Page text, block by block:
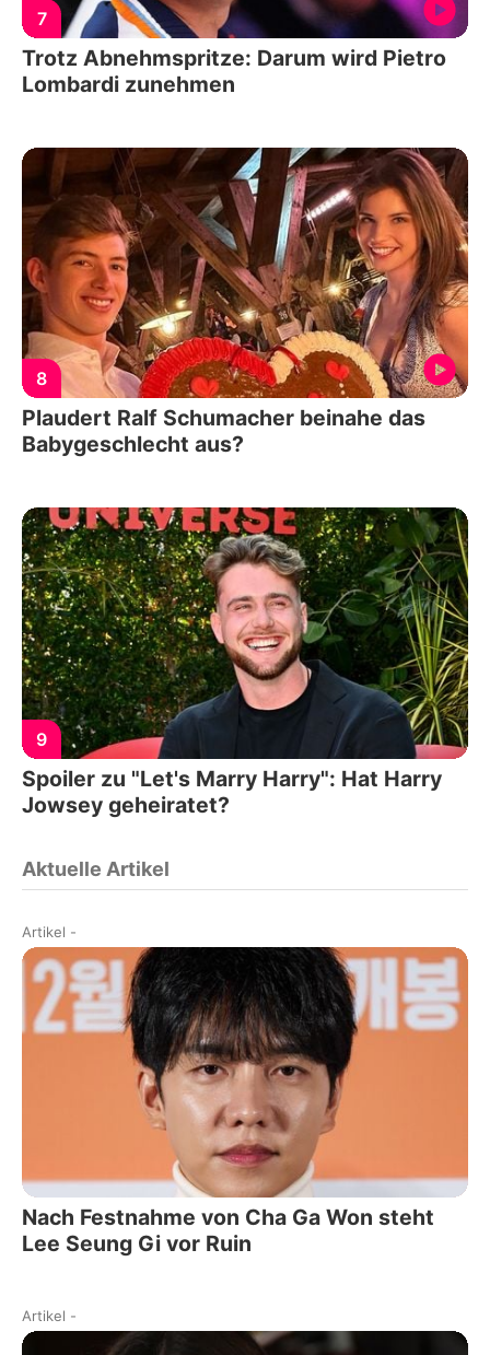
7
Trotz Abnehmspritze: Darum wird Pietro
Lombardi zunehmen
8
Plaudert Ralf Schumacher beinahe das
Babygeschlecht aus?
9
Spoiler zu "Let's Marry Harry": Hat Harry
Jowsey geheiratet?
Aktuelle Artikel
Artikel -
Nach Festnahme von Cha Ga Won steht
Lee Seung Gi vor Ruin
Artikel -